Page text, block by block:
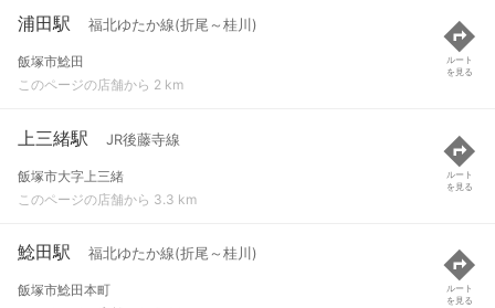
浦田駅 福北ゆたか線(折尾～桂川)
飯塚市鯰田
このページの店舗から 2 km
ルート
を見る
上三緒駅 JR後藤寺線
飯塚市大字上三緒
このページの店舗から 3.3 km
ルート
を見る
鯰田駅 福北ゆたか線(折尾～桂川)
飯塚市鯰田本町
ルート
を見る